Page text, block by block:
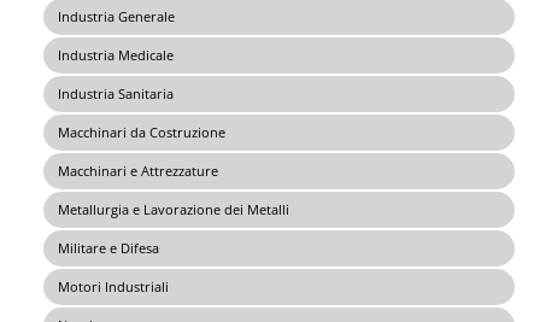
Industria Generale
Industria Medicale
Industria Sanitaria
Macchinari da Costruzione
Macchinari e Attrezzature
Metallurgia e Lavorazione dei Metalli
Militare e Difesa
Motori Industriali